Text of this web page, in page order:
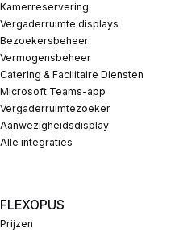
Kamerreservering
Vergaderruimte displays
Bezoekersbeheer
Vermogensbeheer
Catering & Facilitaire Diensten
Microsoft Teams-app
Vergaderruimtezoeker
Aanwezigheidsdisplay
Alle integraties
FLEXOPUS
Prijzen